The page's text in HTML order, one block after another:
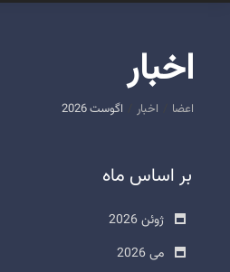
اخبار
اعضا اخبار اگوست 2026
بر اساس ماه
ژوئن 2026
می 2026